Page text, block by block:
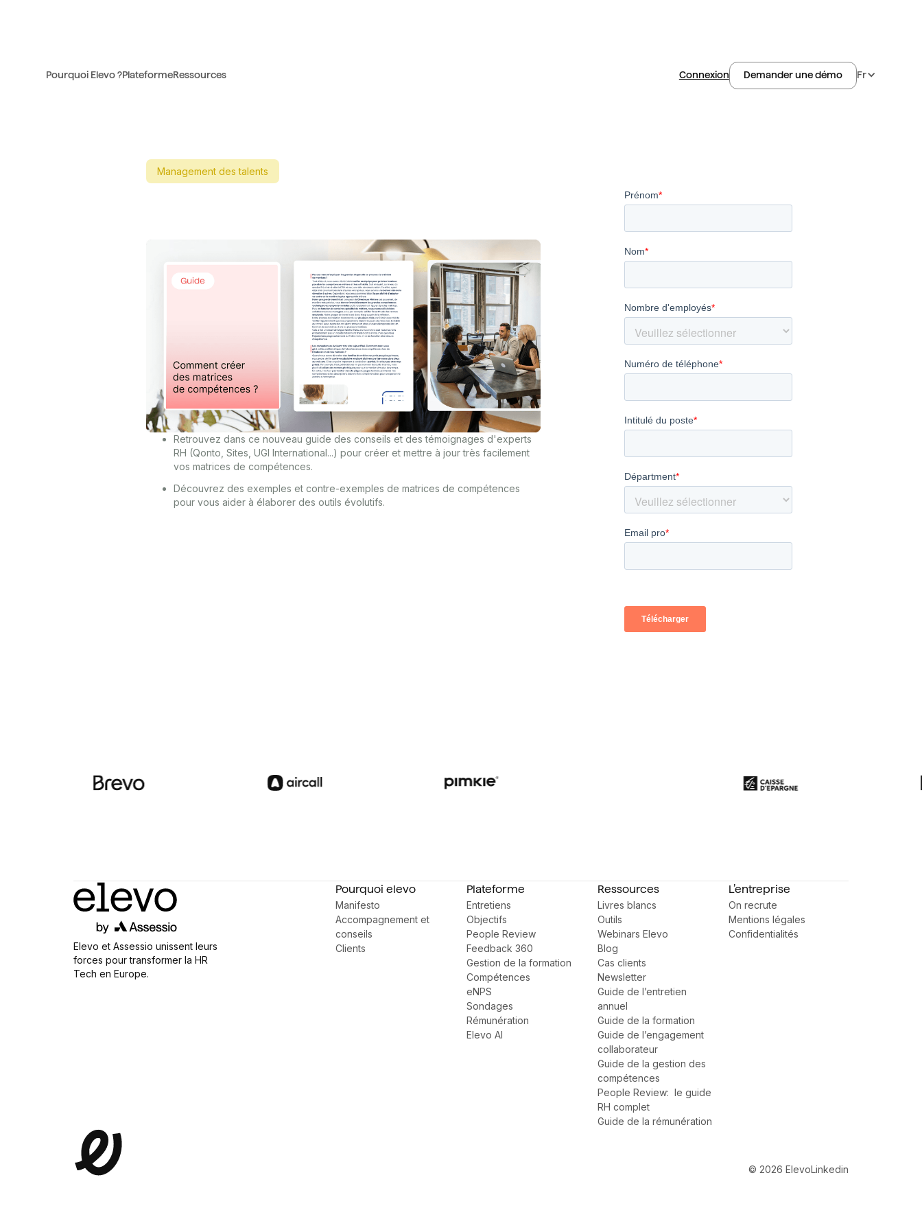
Pourquoi Elevo ?PlateformeRessources Connexion Demander une démo Fr
Management des talents
Retrouvez dans ce nouveau guide des conseils et des témoignages d'experts
RH (Qonto, Sites, UGI International...) pour créer et mettre à jour très facilement
vos matrices de compétences.
Découvrez des exemples et contre-exemples de matrices de compétences
pour vous aider à élaborer des outils évolutifs.
Elevo et Assessio unissent leurs
forces pour transformer la HR
Tech en Europe.
Pourquoi elevo
Manifesto
Accompagnement et
conseils
Clients
Plateforme
Entretiens
Objectifs
People Review
Feedback 360
Gestion de la formation
Compétences
eNPS
Sondages
Rémunération
Elevo AI
Ressources
Livres blancs
Outils
Webinars Elevo
Blog
Cas clients
Newsletter
Guide de l’entretien
annuel
Guide de la formation
Guide de l’engagement
collaborateur
Guide de la gestion des
compétences
People Review: le guide
RH complet
Guide de la rémunération
L’entreprise
On recrute
Mentions légales
Confidentialités
© 2026 ElevoLinkedin